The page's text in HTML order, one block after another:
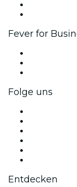
Fever for
Folge uns
Entdecken